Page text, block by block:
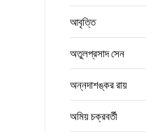
আবৃত্তি
অতুলপ্রসাদ সেন
অন্নদাশঙ্কর রায়
অমিয় চক্রবর্তী